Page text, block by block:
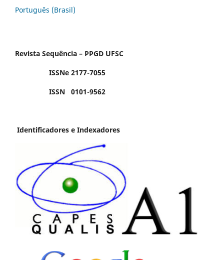
Português (Brasil)
Revista Sequência – PPGD UFSC
ISSNe 2177-7055
ISSN 0101-9562
Identificadores e Indexadores